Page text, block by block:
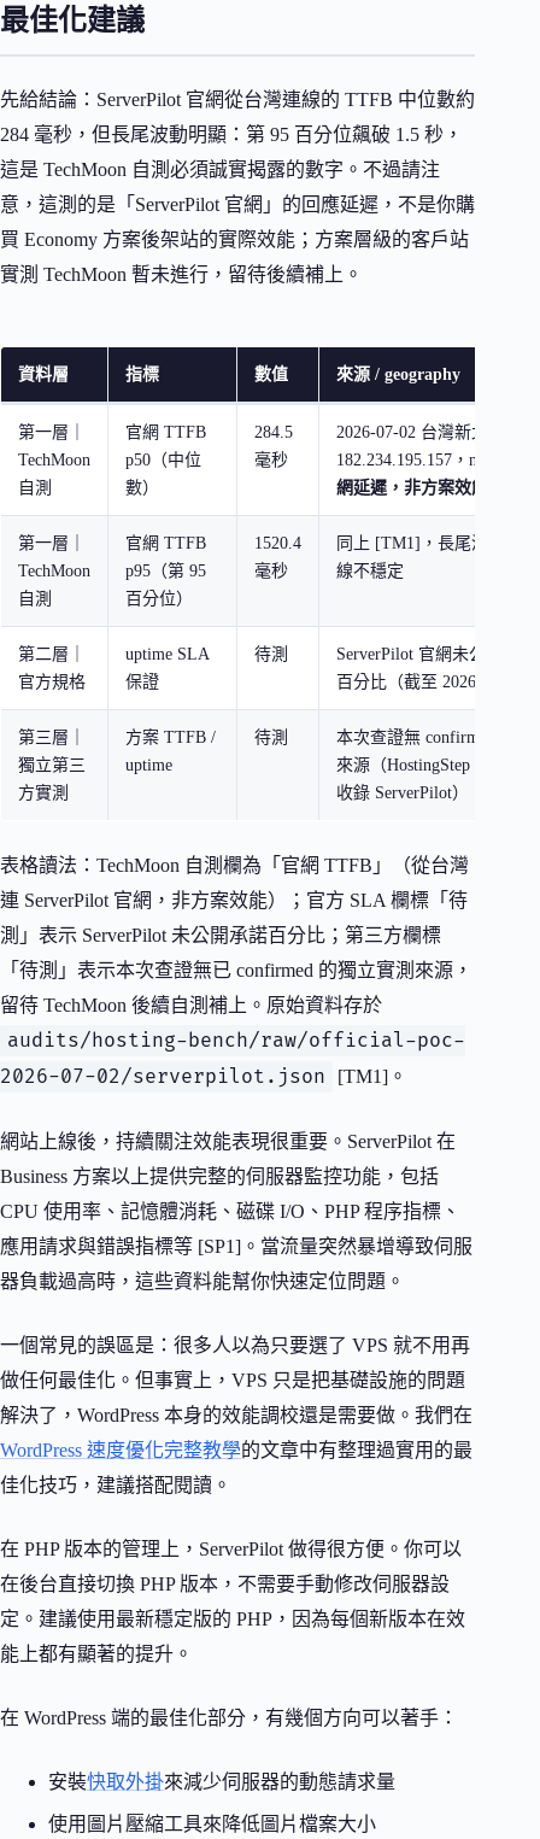
最佳化建議
先給結論：ServerPilot 官網從台灣連線的 TTFB 中位數約
284 毫秒，但長尾波動明顯：第 95 百分位飆破 1.5 秒，
這是 TechMoon 自測必須誠實揭露的數字。不過請注
意，這測的是「ServerPilot 官網」的回應延遲，不是你購
買 Economy 方案後架站的實際效能；方案層級的客戶站
實測 TechMoon 暫未進行，留待後續補上。
資料層 指標 數值 來源 / geography
第一層｜
TechMoon
自測
官網 TTFB
p50（中位
數）
284.5
毫秒
2026-07-02 台灣新北（IP
182.234.195.157，n=10）
網延遲，非方案效能
第一層｜
TechMoon
自測
官網 TTFB
p95（第 95
百分位）
1520.4
毫秒
同上 [TM1]，長尾波動嚴
線不穩定
第二層｜
官方規格
uptime SLA
保證
待測
ServerPilot 官網未公開承
百分比（截至 2026-07-03
第三層｜
獨立第三
方實測
方案 TTFB /
uptime
待測
本次查證無 confirmed 的獨
來源（HostingStep、
收錄 ServerPilot）
表格讀法：TechMoon 自測欄為「官網 TTFB」（從台灣
連 ServerPilot 官網，非方案效能）；官方 SLA 欄標「待
測」表示 ServerPilot 未公開承諾百分比；第三方欄標
「待測」表示本次查證無已 confirmed 的獨立實測來源，
留待 TechMoon 後續自測補上。原始資料存於
audits/hosting-bench/raw/official-poc-
2026-07-02/serverpilot.json
[TM1]。
網站上線後，持續關注效能表現很重要。ServerPilot 在
Business 方案以上提供完整的伺服器監控功能，包括
CPU 使用率、記憶體消耗、磁碟 I/O、PHP 程序指標、
應用請求與錯誤指標等 [SP1]。當流量突然暴增導致伺服
器負載過高時，這些資料能幫你快速定位問題。
一個常見的誤區是：很多人以為只要選了 VPS 就不用再
做任何最佳化。但事實上，VPS 只是把基礎設施的問題
解決了，WordPress 本身的效能調校還是需要做。我們在
WordPress 速度優化完整教學的文章中有整理過實用的最
佳化技巧，建議搭配閱讀。
在 PHP 版本的管理上，ServerPilot 做得很方便。你可以
在後台直接切換 PHP 版本，不需要手動修改伺服器設
定。建議使用最新穩定版的 PHP，因為每個新版本在效
能上都有顯著的提升。
在 WordPress 端的最佳化部分，有幾個方向可以著手：
安裝快取外掛來減少伺服器的動態請求量
使用圖片壓縮工具來降低圖片檔案大小